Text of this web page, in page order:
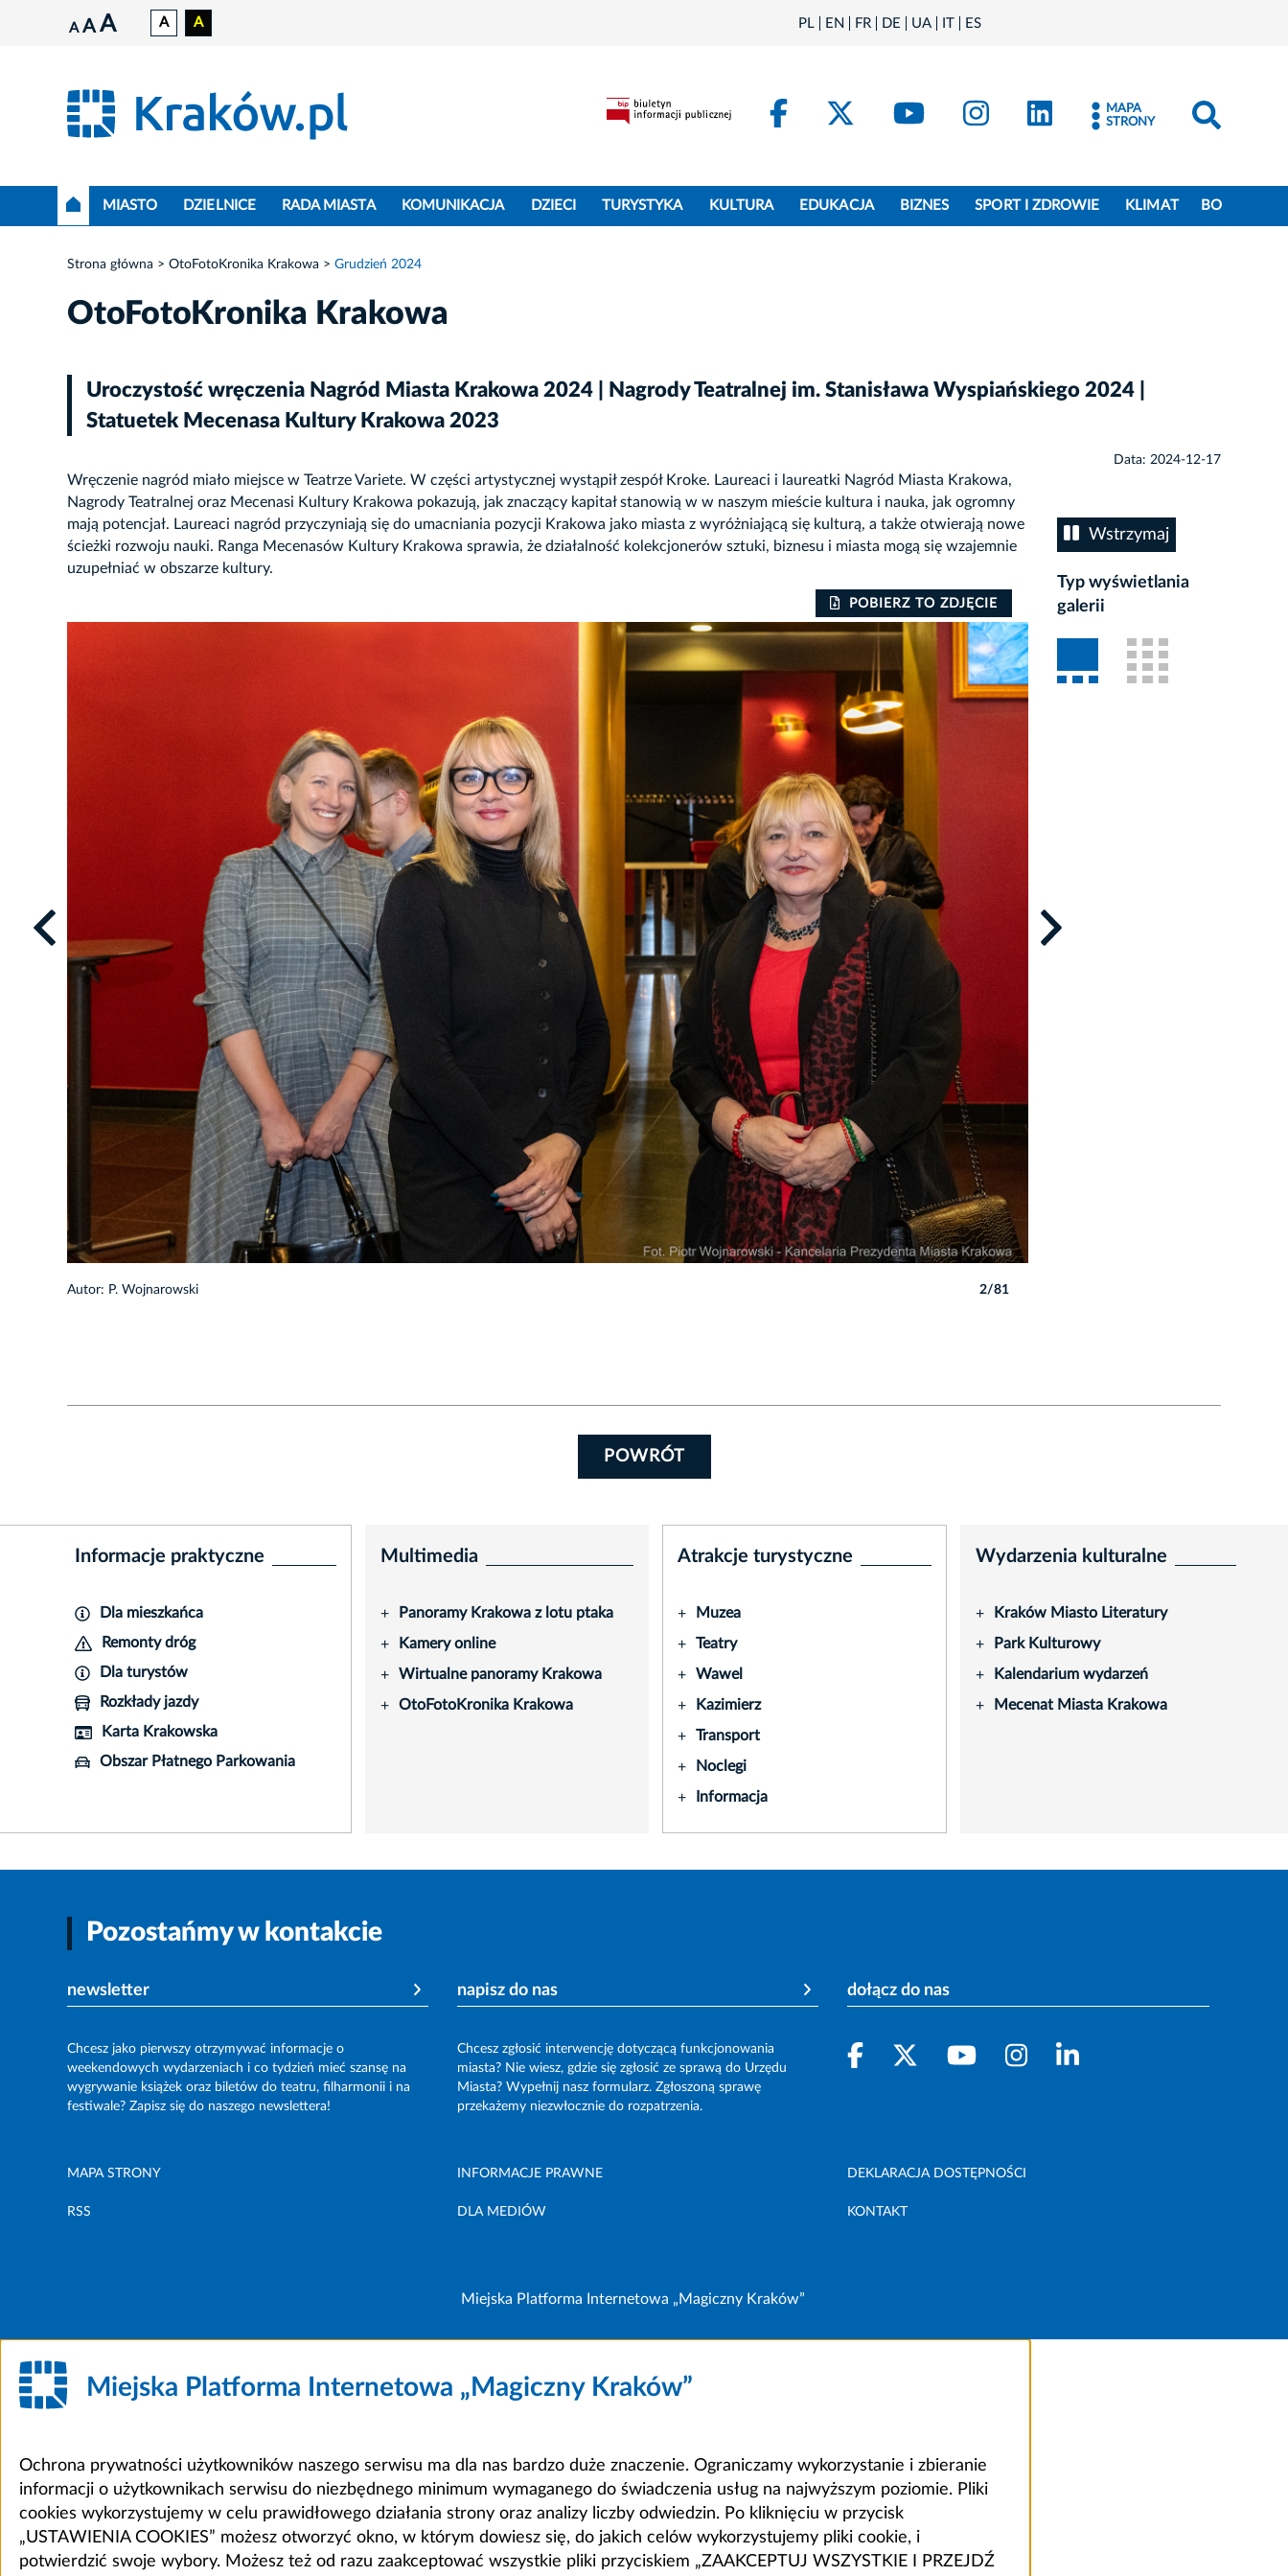
A A A A A PL EN FR DE UA IT ES
FacebookKraków - X
Kraków - YouTube
Kraków - Instagram
Kraków - LinkedIn
MAPA
STRONY
MIASTO DZIELNICE RADA MIASTA KOMUNIKACJA DZIECI TURYSTYKA KULTURA EDUKACJA BIZNES SPORT I ZDROWIE KLIMAT BO
Strona główna OtoFotoKronika Krakowa Grudzień 2024
OtoFotoKronika Krakowa
Uroczystość wręczenia Nagród Miasta Krakowa 2024 | Nagrody Teatralnej im. Stanisława Wyspiańskiego 2024 |
Statuetek Mecenasa Kultury Krakowa 2023
Data: 2024-12-17
Wstrzymaj
Typ wyświetlania
galerii
Wręczenie nagród miało miejsce w Teatrze Variete. W części artystycznej wystąpił zespół Kroke. Laureaci i laureatki Nagród Miasta Krakowa,
Nagrody Teatralnej oraz Mecenasi Kultury Krakowa pokazują, jak znaczący kapitał stanowią w w naszym mieście kultura i nauka, jak ogromny
mają potencjał. Laureaci nagród przyczyniają się do umacniania pozycji Krakowa jako miasta z wyróżniającą się kulturą, a także otwierają nowe
ścieżki rozwoju nauki. Ranga Mecenasów Kultury Krakowa sprawia, że działalność kolekcjonerów sztuki, biznesu i miasta mogą się wzajemnie
uzupełniać w obszarze kultury.
POBIERZ TO ZDJĘCIE
Autor: P. Wojnarowski 2/81
POWRÓT
Informacje praktyczne
Dla mieszkańca
Remonty dróg
Dla turystów
Rozkłady jazdy
Karta Krakowska
Obszar Płatnego Parkowania
Multimedia
+ Panoramy Krakowa z lotu ptaka
+ Kamery online
+ Wirtualne panoramy Krakowa
+ OtoFotoKronika Krakowa
Atrakcje turystyczne
+ Muzea
+ Teatry
+ Wawel
+ Kazimierz
+ Transport
+ Noclegi
+ Informacja
Wydarzenia kulturalne
+ Kraków Miasto Literatury
+ Park Kulturowy
+ Kalendarium wydarzeń
+ Mecenat Miasta Krakowa
Pozostańmy w kontakcie
newsletter
Chcesz jako pierwszy otrzymywać informacje o
weekendowych wydarzeniach i co tydzień mieć szansę na
wygrywanie książek oraz biletów do teatru, filharmonii i na
festiwale? Zapisz się do naszego newslettera!
napisz do nas
Chcesz zgłosić interwencję dotyczącą funkcjonowania
miasta? Nie wiesz, gdzie się zgłosić ze sprawą do Urzędu
Miasta? Wypełnij nasz formularz. Zgłoszoną sprawę
przekażemy niezwłocznie do rozpatrzenia.
dołącz do nas
MAPA STRONY INFORMACJE PRAWNE DEKLARACJA DOSTĘPNOŚCI
RSS DLA MEDIÓW KONTAKT
Miejska Platforma Internetowa „Magiczny Kraków”
Miejska Platforma Internetowa „Magiczny Kraków”
Ochrona prywatności użytkowników naszego serwisu ma dla nas bardzo duże znaczenie. Ograniczamy wykorzystanie i zbieranie
informacji o użytkownikach serwisu do niezbędnego minimum wymaganego do świadczenia usług na najwyższym poziomie. Pliki
cookies wykorzystujemy w celu prawidłowego działania strony oraz analizy liczby odwiedzin. Po kliknięciu w przycisk
„USTAWIENIA COOKIES” możesz otworzyć okno, w którym dowiesz się, do jakich celów wykorzystujemy pliki cookie, i
potwierdzić swoje wybory. Możesz też od razu zaakceptować wszystkie pliki przyciskiem „ZAAKCEPTUJ WSZYSTKIE I PRZEJDŹ